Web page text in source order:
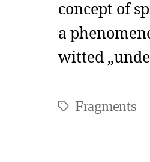
concept of
a
witted
Schlagwörter
Fragments